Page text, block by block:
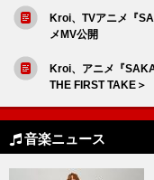
Kroi、TVアニメ『
メMV公開
Kroi、アニメ『
THE FIRST TAKE＞
音楽ニュース